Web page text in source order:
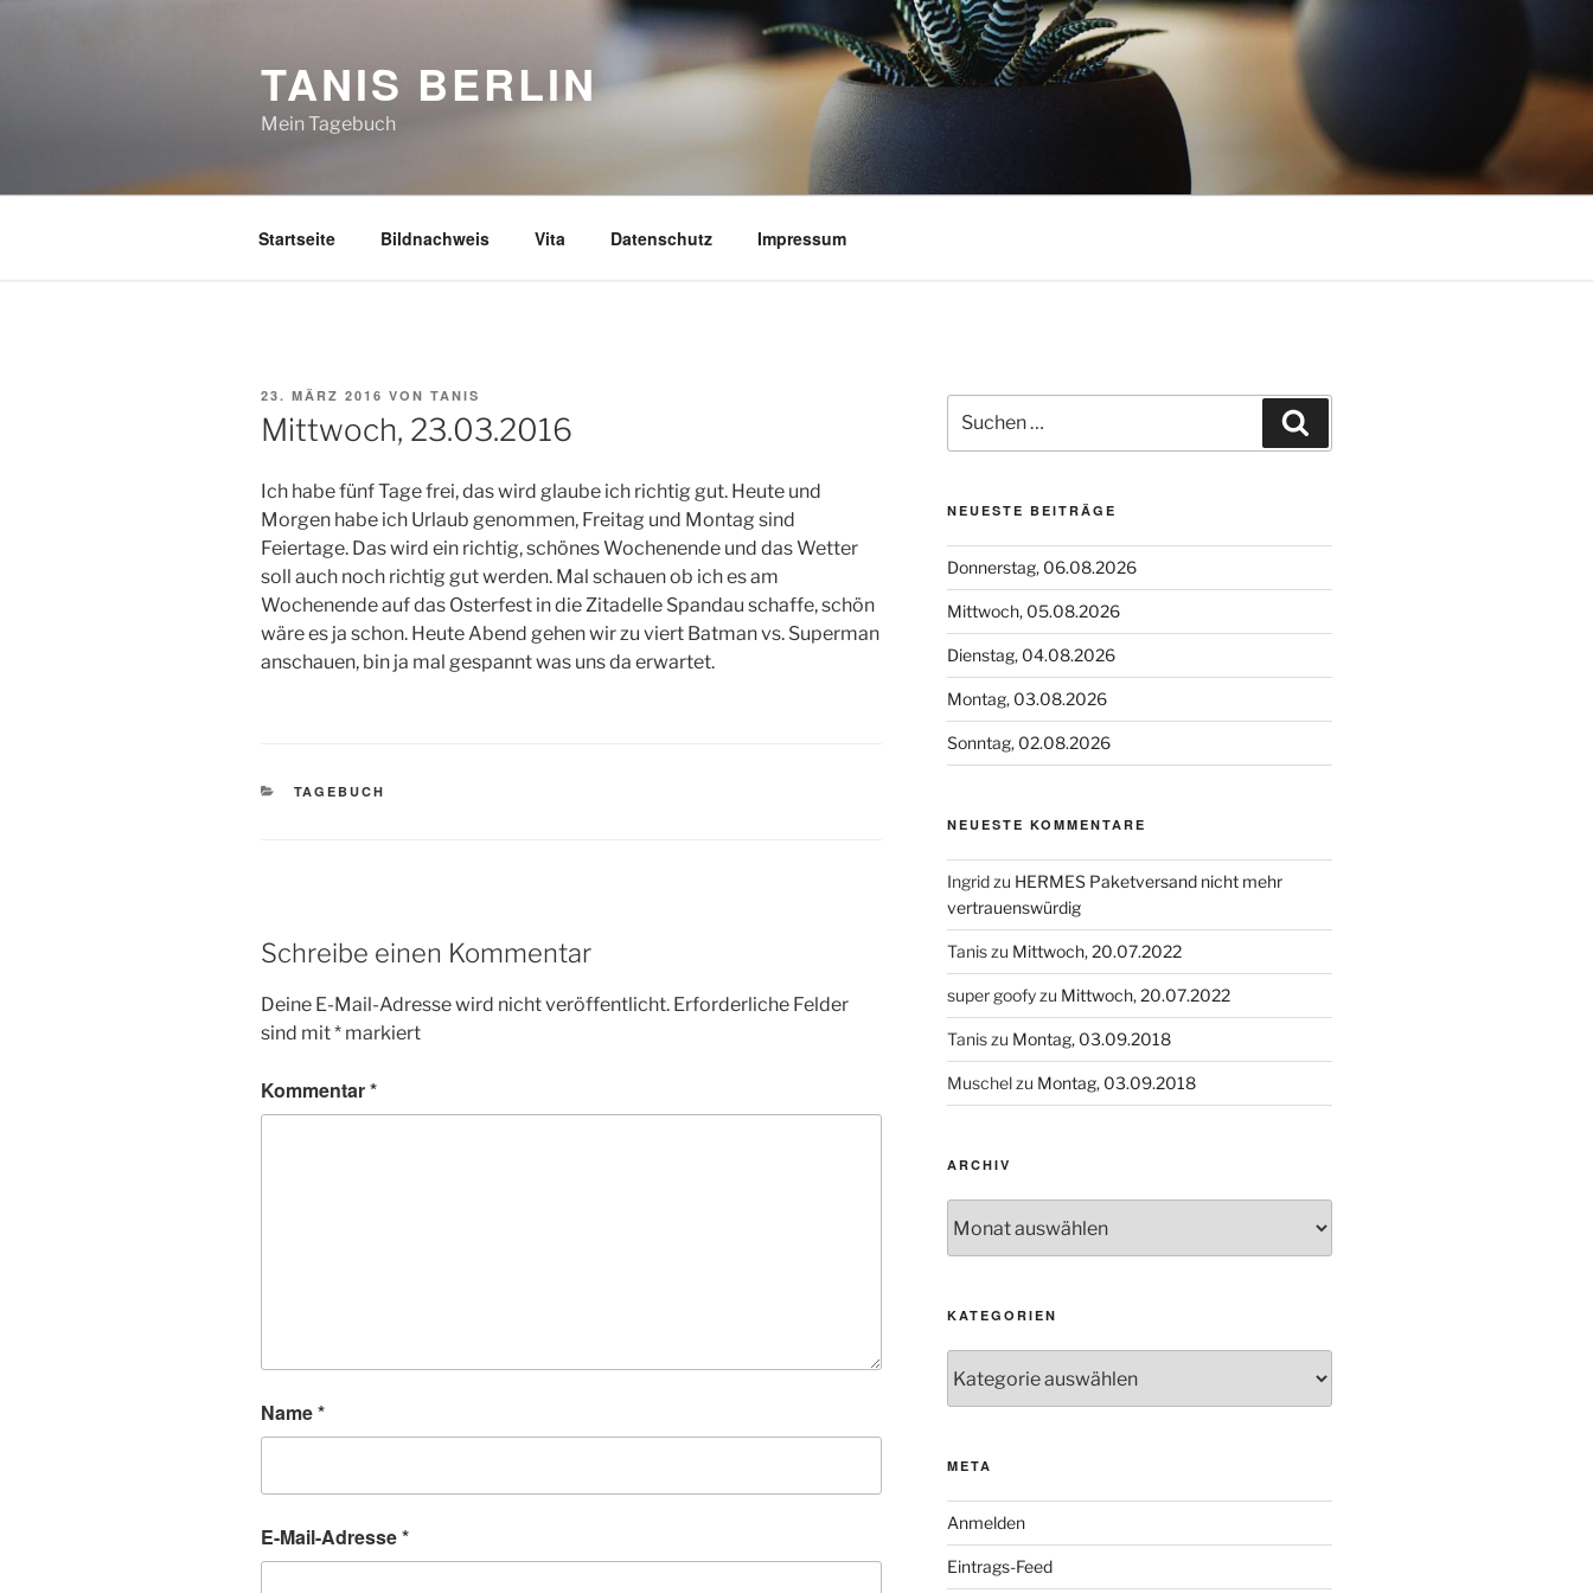
TANIS BERLIN
Mein Tagebuch
Startseite Bildnachweis Vita Datenschutz Impressum
VERÖFFENTLICHT
AM
23. MÄRZ 2016 VON TANIS
Mittwoch, 23.03.2016
Ich habe fünf Tage frei, das wird glaube ich richtig gut. Heute und
Morgen habe ich Urlaub genommen, Freitag und Montag sind
Feiertage. Das wird ein richtig, schönes Wochenende und das Wetter
soll auch noch richtig gut werden. Mal schauen ob ich es am
Wochenende auf das Osterfest in die Zitadelle Spandau schaffe, schön
wäre es ja schon. Heute Abend gehen wir zu viert Batman vs. Superman
anschauen, bin ja mal gespannt was uns da erwartet.
KATEGORIEN
TAGEBUCH
Schreibe einen Kommentar
Deine E-Mail-Adresse wird nicht veröffentlicht. Erforderliche Felder
sind mit* markiert
Kommentar*
Name*
E-Mail-Adresse*
nach:
NEUESTE BEITRÄGE
Donnerstag, 06.08.2026
Mittwoch, 05.08.2026
Dienstag, 04.08.2026
Montag, 03.08.2026
Sonntag, 02.08.2026
NEUESTE KOMMENTARE
Ingridzu HERMES Paketversand nicht mehr
vertrauenswürdig
Taniszu Mittwoch, 20.07.2022
super goofyzu Mittwoch, 20.07.2022
Taniszu Montag, 03.09.2018
Muschelzu Montag, 03.09.2018
ARCHIV
KATEGORIEN
META
Anmelden
Eintrags-Feed